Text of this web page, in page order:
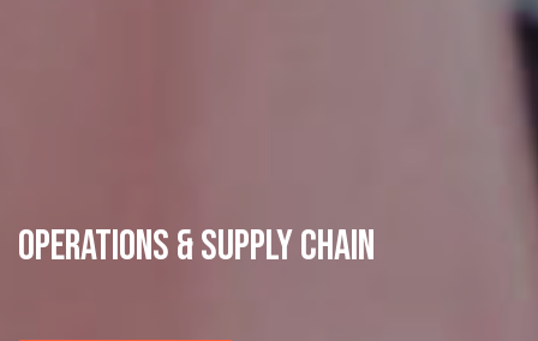
Operations & Supply Chain